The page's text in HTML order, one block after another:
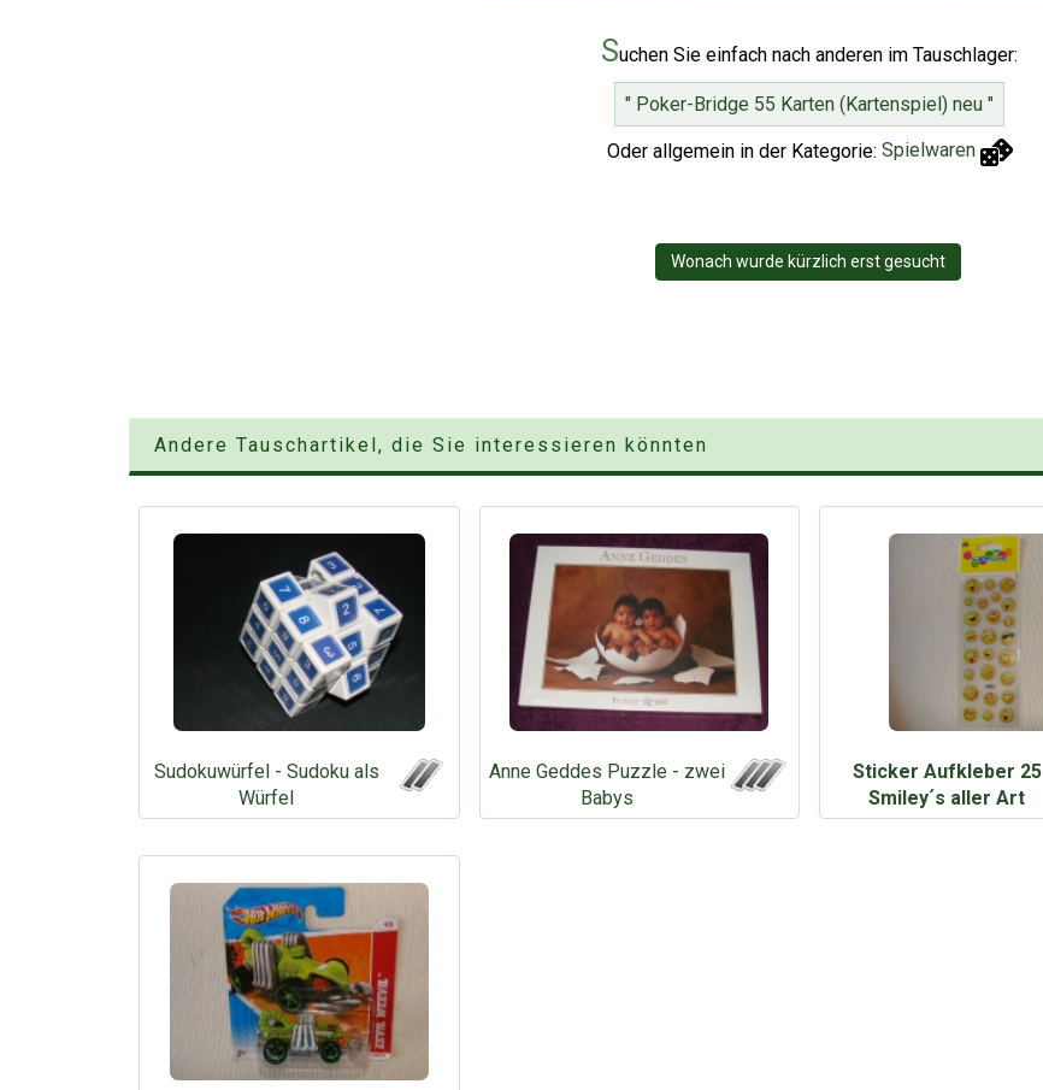
Suchen Sie einfach nach anderen im Tauschlager:
" Poker-Bridge 55 Karten (Kartenspiel) neu "
Oder allgemein in der Kategorie: Spielwaren
Wonach wurde kürzlich erst gesucht
Andere Tauschartikel, die Sie interessieren könnten
Sudokuwürfel - Sudoku als
Würfel
Anne Geddes Puzzle - zwei
Babys
Sticker Aufkleber 25
Smiley´s aller Art